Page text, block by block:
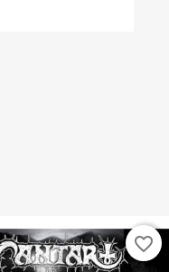
favorite_border